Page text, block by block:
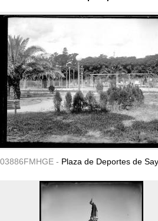
03886FMHGE - Plaza de Deportes de